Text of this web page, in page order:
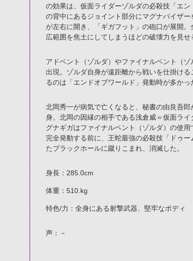
の効果は、仮面ライダーゾルダの必殺技「エ
の背中にあるジョイント部分にマグナバイザ
が左右に開き、「ギガフット」の砲口が展開
広範囲を焦土にしてしまうほどの破壊力を見せ
アドベント（ゾルダ）やファイナルベント（
出現。ゾルダ自身が遠距離から戦いを仕掛け
るのは「エンドオブワールド」発動時が多かっ
北岡秀一が病気で亡くなると、秘書の由良吾
身。北岡の因縁の相手である浅倉威＝仮面ラ
グナギガはファイナルベント（ゾルダ）の使
完全発動する前に、王蛇最強の必殺技「ドゥ
たブラックホールに蹴りこまれ、消滅した。
身長：285.0cm
体重：510.kg
特色/力：全身にある射撃武器、堅牢なボディ
声：－